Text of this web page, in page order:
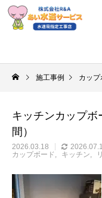
施工事例 カップ
キッチンカップ
間）
2026.03.18
カップボード
キッチン